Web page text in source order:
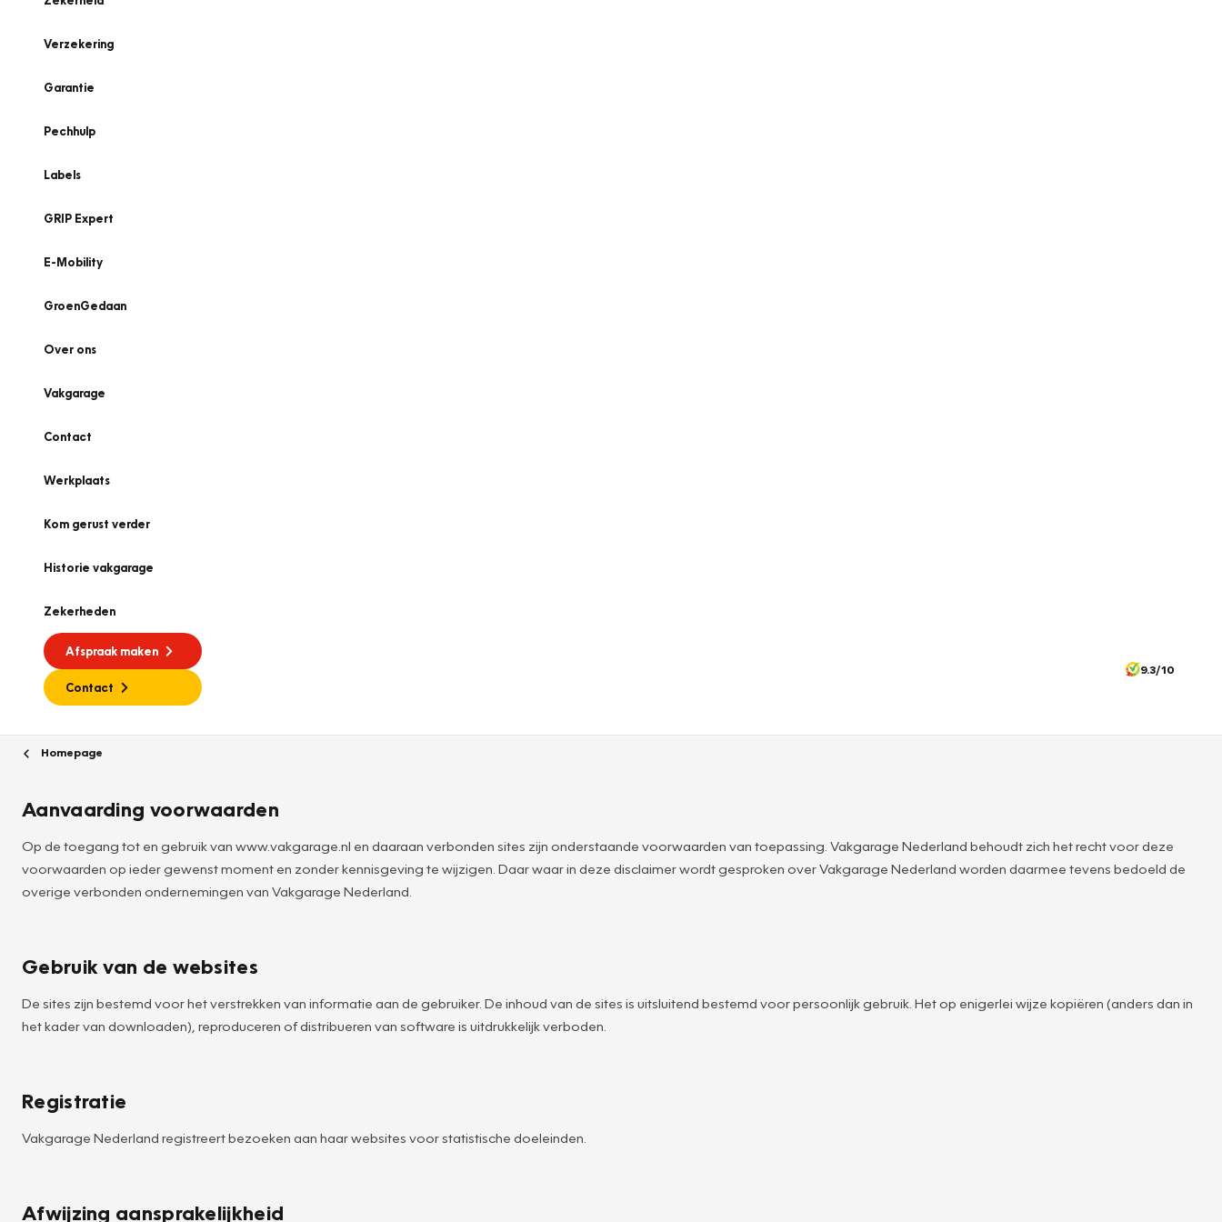
Verzekering
Garantie
Pechhulp
Labels
GRIP Expert
E-Mobility
GroenGedaan
Over ons
Vakgarage
Contact
Werkplaats
Kom gerust verder
Historie vakgarage
Zekerheden
Afspraak maken
Contact
9.3/10
Homepage
Aanvaarding voorwaarden
Op de toegang tot en gebruik van www.vakgarage.nl en daaraan verbonden sites zijn onderstaande voorwaarden van toepassing. Vakgarage Nederland behoudt zich het recht voor deze
voorwaarden op ieder gewenst moment en zonder kennisgeving te wijzigen. Daar waar in deze disclaimer wordt gesproken over Vakgarage Nederland worden daarmee tevens bedoeld de
overige verbonden ondernemingen van Vakgarage Nederland.
Gebruik van de websites
De sites zijn bestemd voor het verstrekken van informatie aan de gebruiker. De inhoud van de sites is uitsluitend bestemd voor persoonlijk gebruik. Het op enigerlei wijze kopiëren (anders dan in
het kader van downloaden), reproduceren of distribueren van software is uitdrukkelijk verboden.
Registratie
Vakgarage Nederland registreert bezoeken aan haar websites voor statistische doeleinden.
Afwijzing aansprakelijkheid